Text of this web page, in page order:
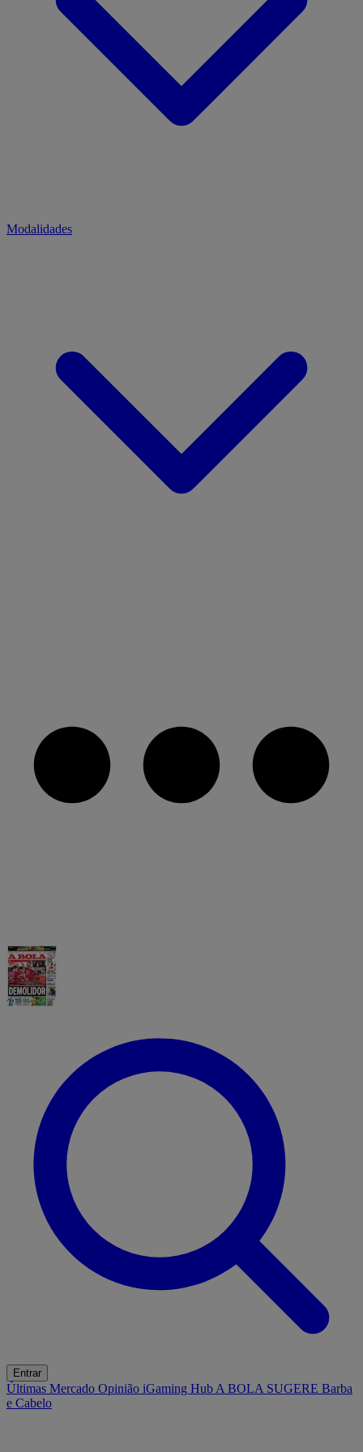
Modalidades
Entrar
Últimas Mercado Opinião iGaming Hub A BOLA SUGERE Barba
e Cabelo